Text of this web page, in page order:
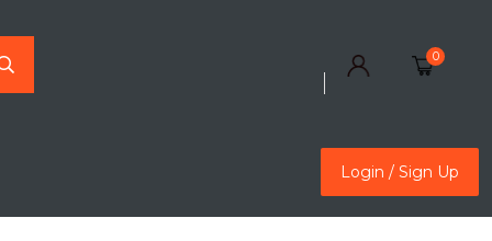
0
Login / Sign Up
Login / Sign Up